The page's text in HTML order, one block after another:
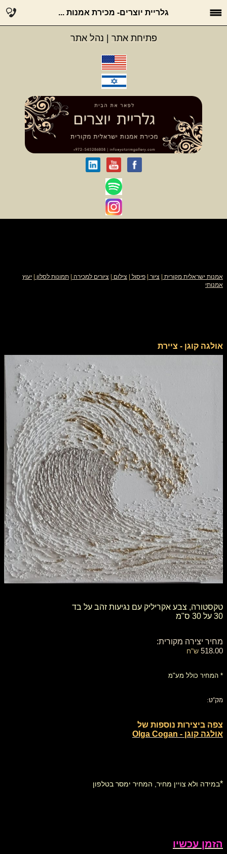
גלריית יוצרים- מכירת אמנות ...
פתיחת אתר נהל אתר
אמנות ישראלית מקורית ציור פיסול צילום ציורים למכירה תמונות לסלון
יעוץ
אמנותי
אולגה קוגן - ציירת
טקסטורה, צבע אקריליק עם נגיעות זהב על בד
30 על 30 ס"מ
מחיר יצירה מקורית:
518.00 ש"ח
* המחיר כולל מע"מ
מק"ט:
צפה ביצירות נוספות של
אולגה קוגן - Olga Cogan
*במידה ולא צויין מחיר, המחיר ימסר בטלפון
הזמן עכשיו